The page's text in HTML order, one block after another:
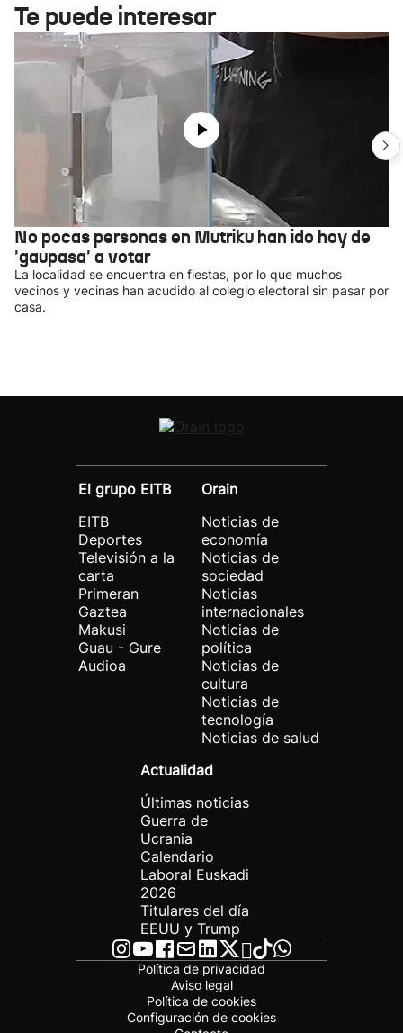
Te puede interesar
No pocas personas en Mutriku han ido hoy de
'gaupasa' a votar
La localidad se encuentra en fiestas, por lo que muchos
vecinos y vecinas han acudido al colegio electoral sin pasar por
casa.
El grupo EITB
EITB
Deportes
Televisión a la
carta
Primeran
Gaztea
Makusi
Guau - Gure
Audioa
Orain
Noticias de
economía
Noticias de
sociedad
Noticias
internacionales
Noticias de
política
Noticias de
cultura
Noticias de
tecnología
Noticias de salud
Actualidad
Últimas noticias
Guerra de
Ucrania
Calendario
Laboral Euskadi
2026
Titulares del día
EEUU y Trump
Política de privacidad
Aviso legal
Política de cookies
Configuración de cookies